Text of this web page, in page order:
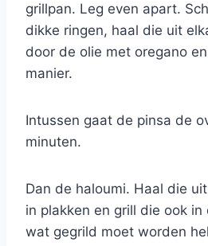
grillpan. Leg even apart.
dikke ringen, haal die uit
door de olie met oregano
manier.
Intussen gaat de pinsa de
minuten.
Dan de haloumi. Haal die
in plakken en grill die ook in
wat gegrild moet worden